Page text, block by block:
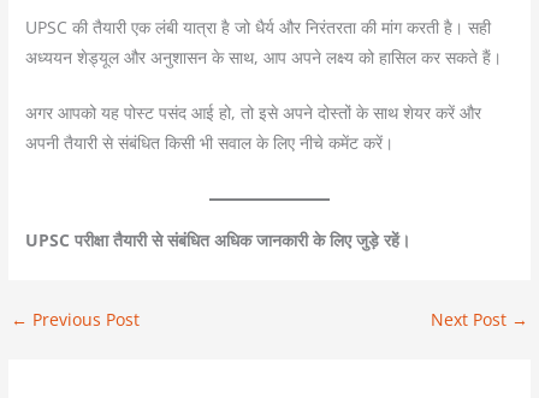
UPSC की तैयारी एक लंबी यात्रा है जो धैर्य और निरंतरता की मांग करती है। सही
अध्ययन शेड्यूल और अनुशासन के साथ, आप अपने लक्ष्य को हासिल कर सकते हैं।
अगर आपको यह पोस्ट पसंद आई हो, तो इसे अपने दोस्तों के साथ शेयर करें और
अपनी तैयारी से संबंधित किसी भी सवाल के लिए नीचे कमेंट करें।
UPSC परीक्षा तैयारी से संबंधित अधिक जानकारी के लिए जुड़े रहें।
← Previous Post Next Post →